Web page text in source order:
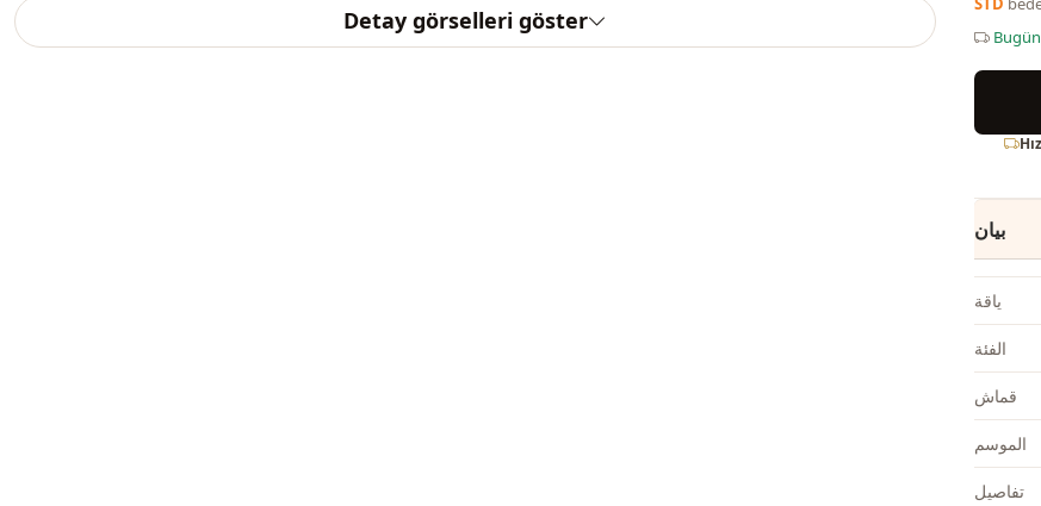
Detay görselleri göster
بيان
ياقة
الفئة
قماش
الموسم
تفاصيل